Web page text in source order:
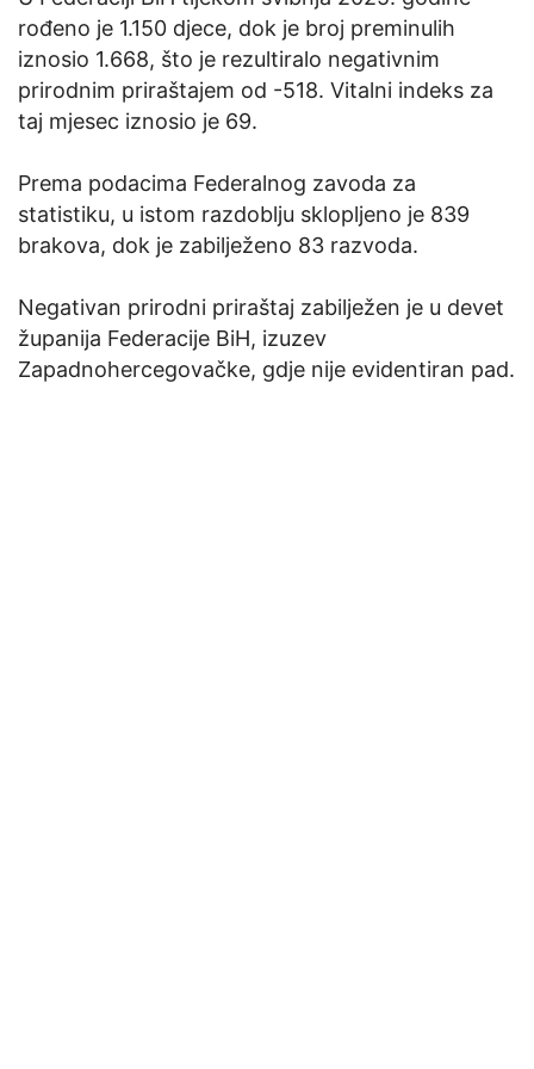
rođeno je 1.150 djece, dok je broj preminulih
iznosio 1.668, što je rezultiralo negativnim
prirodnim priraštajem od -518. Vitalni indeks za
taj mjesec iznosio je 69.
Prema podacima Federalnog zavoda za
statistiku, u istom razdoblju sklopljeno je 839
brakova, dok je zabilježeno 83 razvoda.
Negativan prirodni priraštaj zabilježen je u devet
županija Federacije BiH, izuzev
Zapadnohercegovačke, gdje nije evidentiran pad.